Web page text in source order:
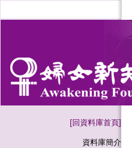
[回資料庫首頁]
資料庫簡介